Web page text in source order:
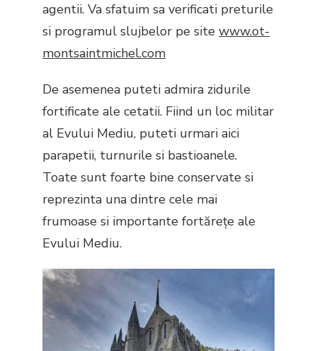
agentii. Va sfatuim sa verificati preturile
si programul slujbelor pe sitewww.ot-
montsaintmichel.com
De asemenea puteti admira zidurile
fortificate ale cetatii. Fiind un loc militar
al Evului Mediu, puteti urmari aici
parapetii, turnurile si bastioanele.
Toate sunt foarte bine conservate si
reprezinta una dintre cele mai
frumoase si importante fortărețe ale
Evului Mediu.